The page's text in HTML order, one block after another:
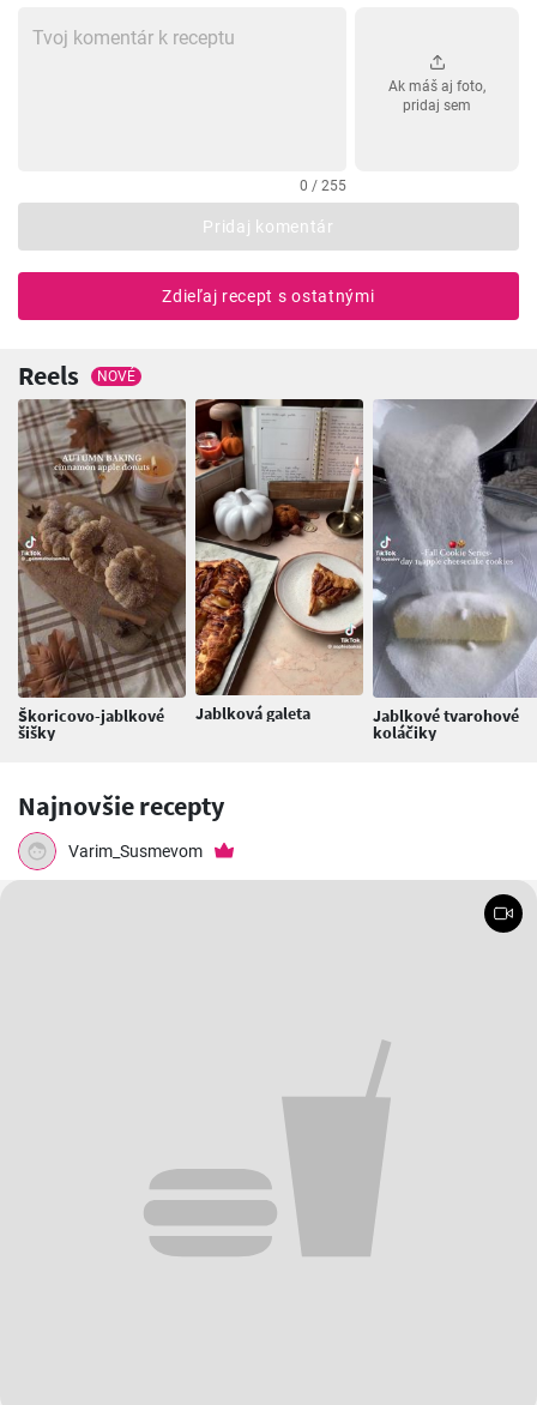
0 / 255
Ak máš aj foto,
pridaj sem
Pridaj komentár
Zdieľaj recept s ostatnými
Reels NOVÉ
Škoricovo-jablkové
šišky
Jablková galeta Jablkové tvarohové
koláčiky
Najnovšie recepty
Varim_Susmevom